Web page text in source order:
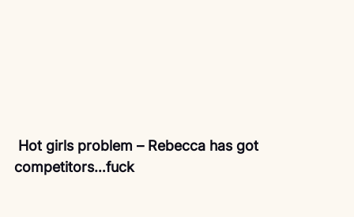
Hot girls problem – Rebecca has got
competitors…fuck